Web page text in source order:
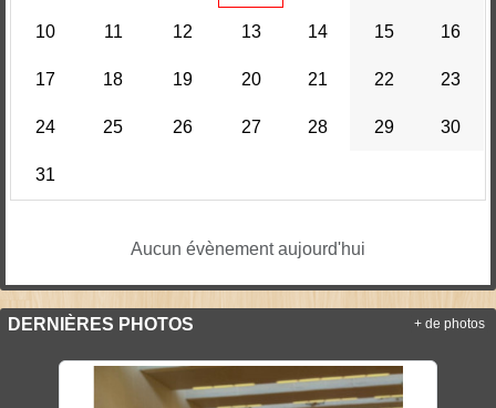
10 11 12 13 14 15 16
17 18 19 20 21 22 23
24 25 26 27 28 29 30
31
Aucun évènement aujourd'hui
DERNIÈRES PHOTOS + de photos